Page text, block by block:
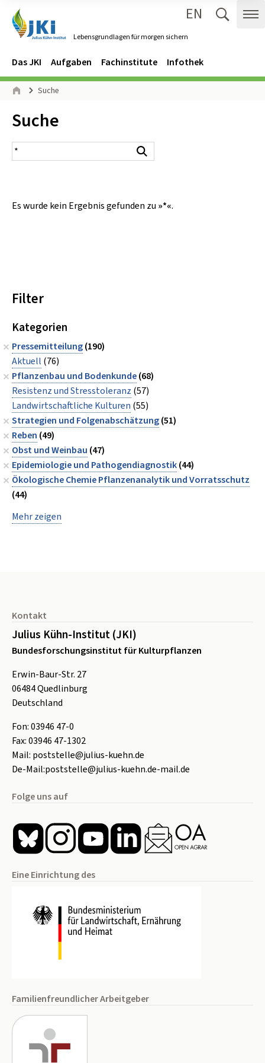
Lebensgrundlagen für morgen sichern
EN
Navigation
Hauptmenü
Das JKI Aufgaben Fachinstitute Infothek
Seitenpfad
Suche
Inhalt:
Suche
Suchergebnis
Es wurde kein Ergebnis gefunden zu »*«.
Filter
Kategorien
Pressemitteilung(190)
Aktuell (76)
Pflanzenbau und Bodenkunde(68)
Resistenz und Stresstoleranz (57)
Landwirtschaftliche Kulturen (55)
Strategien und Folgenabschätzung(51)
Reben (49)
Obst und Weinbau (47)
Epidemiologie und Pathogendiagnostik(44)
Ökologische Chemie Pflanzenanalytik und Vorratsschutz
(44)
Mehr zeigen
Kontakt
Julius Kühn-Institut (JKI)
Bundesforschungsinstitut für Kulturpflanzen
Erwin-Baur-Str. 27
06484Quedlinburg
Deutschland
Fon:03946 47-0
Fax:03946 47-1302
Mail: poststelle@julius-kuehn.de
De-Mail:poststelle@julius-kuehn.de-mail.de
Folge uns auf
Eine Einrichtung des
Familienfreundlicher Arbeitgeber